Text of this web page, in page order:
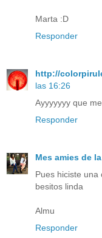
Marta :D
Responder
http://
las 16:26
Ayyyyyyy que
Responder
Mes amies de
Pues hiciste una
besitos linda
Almu
Responder